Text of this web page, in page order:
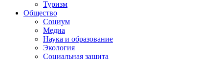
Туризм
Общество
Социум
Медиа
Наука и образование
Экология
Социальная защита